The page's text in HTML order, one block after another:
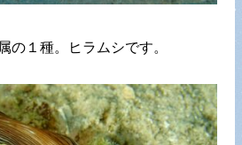
の１種。ヒラムシです。